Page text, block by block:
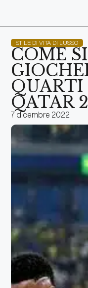
STILE DI VITA DI LUSSO
COME SI
QATAR
7 dicembre 2022